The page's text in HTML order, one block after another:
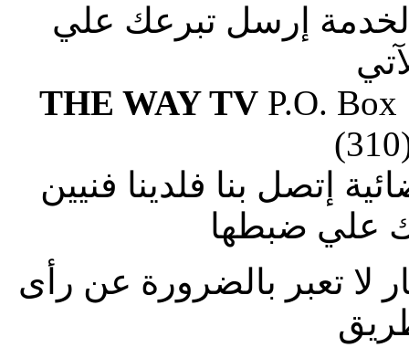
إرسل تبرعك علي
THE WAY TVP.O. Box
إتصل بنا فلدينا فنيين
علي ضبطها
لا تعبر بالضرورة عن رأى